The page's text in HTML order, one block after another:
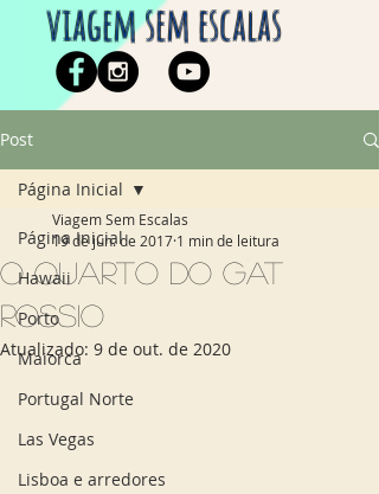
viagem sem escalas
Post
Página Inicial
Hawaii
Porto
Maiorca
Portugal Norte
Las Vegas
Lisboa e arredores
Página Inicial
O quarto do Gat
Rossio
Viagem Sem Escalas
19 de jun. de 2017 1 min de leitura
Atualizado: 9 de out. de 2020